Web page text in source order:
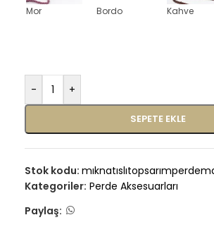
Mor Bordo Kahve
- +
SEPETE EKLE
Stok kodu:
Kategoriler: Perde Aksesuarları
Paylaş: